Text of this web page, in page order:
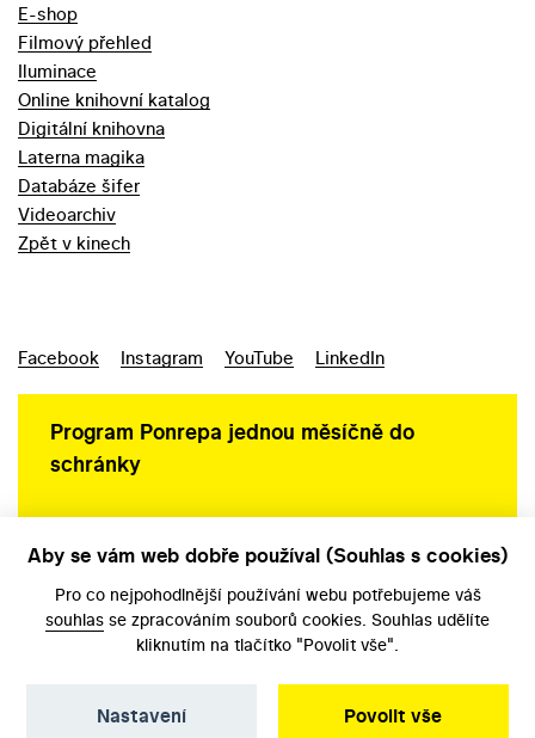
E-shop
Filmový přehled
Iluminace
Online knihovní katalog
Digitální knihovna
Laterna magika
Databáze šifer
Videoarchiv
Zpět v kinech
Facebook Instagram YouTube LinkedIn
Program Ponrepa jednou měsíčně do
schránky
Aby se vám web dobře používal (Souhlas s cookies)
Pro co nejpohodlnější používání webu potřebujeme váš
souhlas se zpracováním souborů cookies. Souhlas udělíte
kliknutím na tlačítko "Povolit vše".
Povolit vše
Nastavení